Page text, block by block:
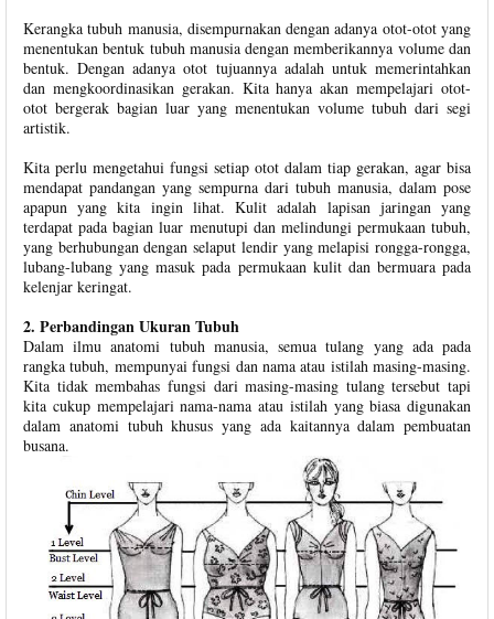
Kerangka tubuh manusia, disempurnakan dengan adanya otot-otot yang
menentukan bentuk tubuh manusia dengan memberikannya volume dan
bentuk. Dengan adanya otot tujuannya adalah untuk memerintahkan
dan mengkoordinasikan gerakan. Kita hanya akan mempelajari otot-
otot bergerak bagian luar yang menentukan volume tubuh dari segi
artistik.
Kita perlu mengetahui fungsi setiap otot dalam tiap gerakan, agar bisa
mendapat pandangan yang sempurna dari tubuh manusia, dalam pose
apapun yang kita ingin lihat. Kulit adalah lapisan jaringan yang
terdapat pada bagian luar menutupi dan melindungi permukaan tubuh,
yang berhubungan dengan selaput lendir yang melapisi rongga-rongga,
lubang-lubang yang masuk pada permukaan kulit dan bermuara pada
kelenjar keringat.
2. Perbandingan Ukuran Tubuh
Dalam ilmu anatomi tubuh manusia, semua tulang yang ada pada
rangka tubuh, mempunyai fungsi dan nama atau istilah masing-masing.
Kita tidak membahas fungsi dari masing-masing tulang tersebut tapi
kita cukup mempelajari nama-nama atau istilah yang biasa digunakan
dalam anatomi tubuh khusus yang ada kaitannya dalam pembuatan
busana.